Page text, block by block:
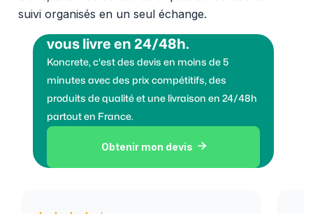
suivi organisés en un seul échange.
vous livre en 24/48h.
Koncrete, c'est des devis en moins de 5
minutes avec des prix compétitifs, des
produits de qualité et une livraison en 24/48h
partout en France.
Obtenir mon devis 